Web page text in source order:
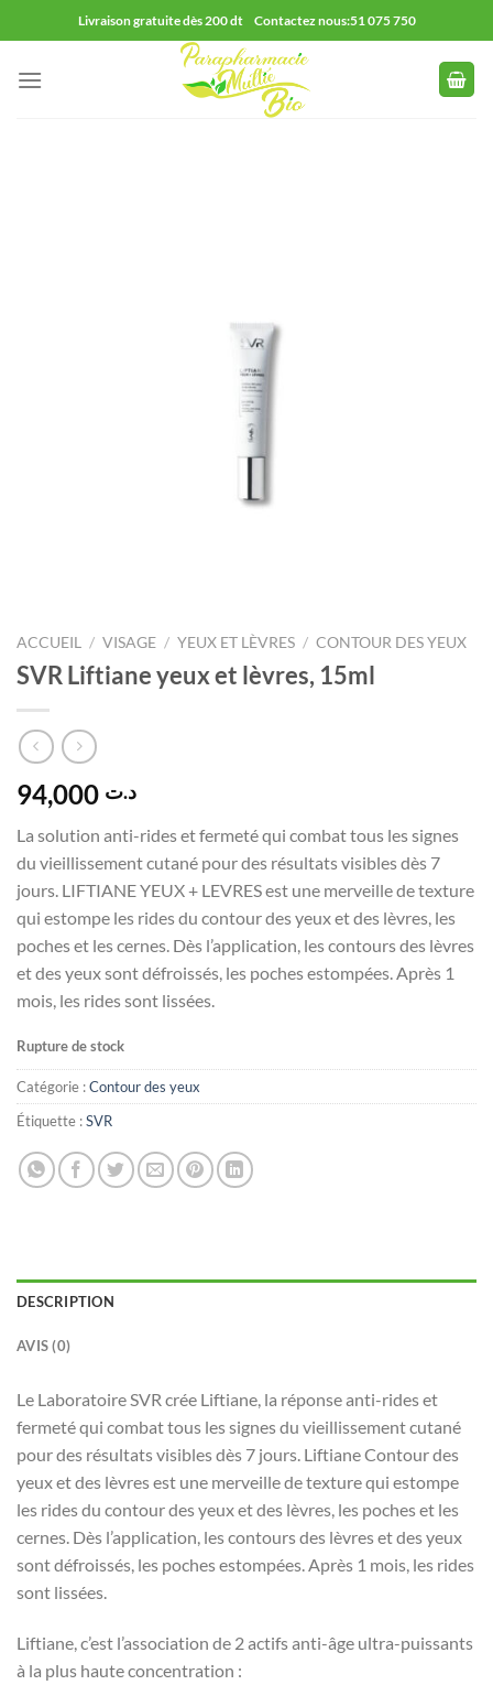
au
contenu
Livraison gratuite dès 200 dt Contactez nous:51 075 750
ACCUEIL / VISAGE / YEUX ET LÈVRES / CONTOUR DES YEUX
SVR Liftiane yeux et lèvres, 15ml
د.ت
La solution anti-rides et fermeté qui combat tous les signes
du vieillissement cutané pour des résultats visibles dès 7
jours. LIFTIANE YEUX + LEVRES est une merveille de texture
qui estompe les rides du contour des yeux et des lèvres, les
poches et les cernes. Dès l’application, les contours des lèvres
et des yeux sont défroissés, les poches estompées. Après 1
mois, les rides sont lissées.
Rupture de stock
Catégorie :Contour des yeux
Étiquette :SVR
DESCRIPTION
AVIS (0)
Le Laboratoire SVR crée Liftiane, la réponse anti-rides et
fermeté qui combat tous les signes du vieillissement cutané
pour des résultats visibles dès 7 jours. Liftiane Contour des
yeux et des lèvres est une merveille de texture qui estompe
les rides du contour des yeux et des lèvres, les poches et les
cernes. Dès l’application, les contours des lèvres et des yeux
sont défroissés, les poches estompées. Après 1 mois, les rides
sont lissées.
Liftiane, c’est l’association de 2 actifs anti-âge ultra-puissants
à la plus haute concentration :